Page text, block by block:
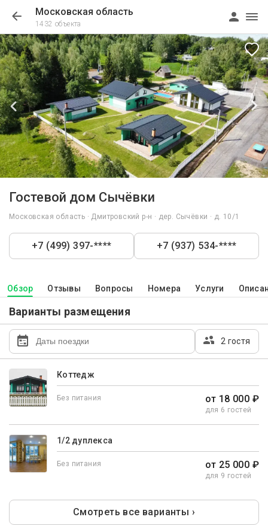
Московская область
1432 объекта
Гостевой дом Сычёвки
Московская область · Дмитровский р-н · дер. Сычёвки · д. 10/1
+7 (499) 397-**** +7 (937) 534-****
Обзор Отзывы Вопросы Номера Услуги
Варианты размещения
2 гостя
Коттедж
Без питания от 18 000 ₽
для 6 гостей
1/2 дуплекса
Без питания от 25 000 ₽
для 9 гостей
Смотреть все варианты ›